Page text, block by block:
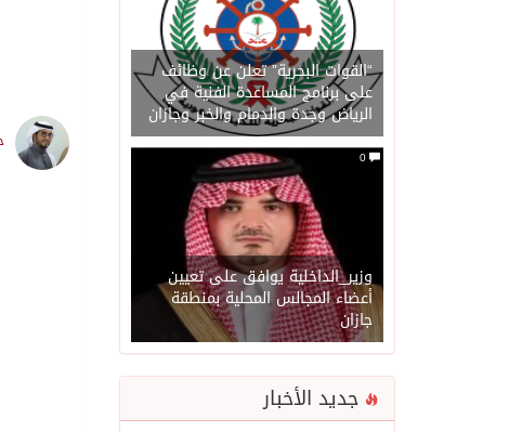
“القوات البحرية” تعلن عن وظائف
على برنامج المساعدة الفنية في
الرياض وجدة والدمام والخبر وجازان
وزير_الداخلية يوافق على تعيين
أعضاء المجالس المحلية بمنطقة
جازان
جديد الأخبار